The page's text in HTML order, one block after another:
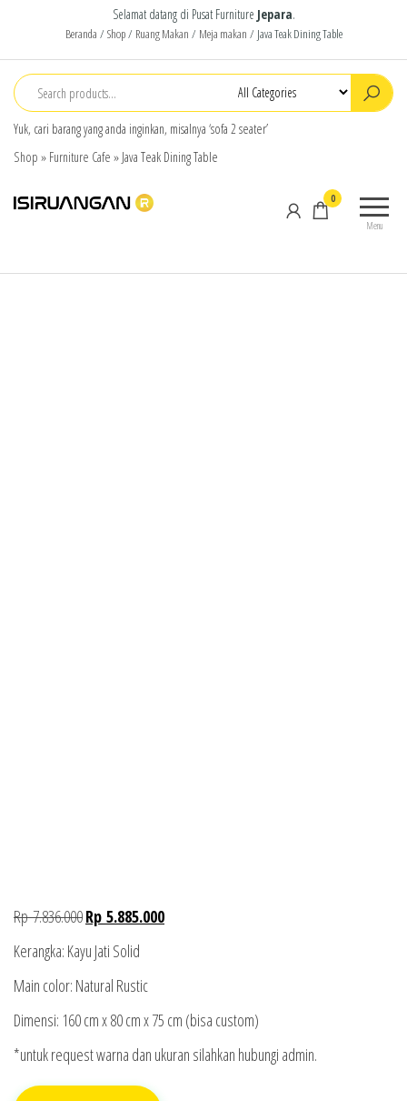
Selamat datang di Pusat Furniture Jepara.
Beranda / Shop/ Ruang Makan / Meja makan / Java Teak Dining Table
Yuk, cari barang yang anda inginkan, misalnya ‘sofa 2 seater’
Shop » Furniture Cafe » Java Teak Dining Table
products
Menu
0
Rp7.836.000Rp 5.885.000
Kerangka: Kayu Jati Solid
Main color: Natural Rustic
Dimensi: 160 cm x 80 cm x 75 cm (bisa custom)
*untuk request warna dan ukuran silahkan hubungi admin.